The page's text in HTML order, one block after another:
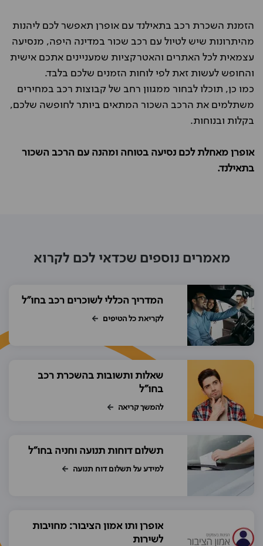
הזמנת השכרת רכב בתאילנד עם אופרן תאפשר לכם ליהנות
מהיתרונות שיש לטיול עם רכב שכור במדינה היפה, מנסיעה
עצמאית לכל האתרים והאטרקציות שמעניינים אתכם אישית
והחופש לעשות זאת לפי לוחות הזמנים שלכם בלבד.
כמו כן, תוכלו לבחור ממגוון רחב של קבוצות רכב במחירים
משתלמים את הרכב השכור המתאים ביותר לחופשה שלכם,
בקלות ובנוחות.
אופרן מאחלת לכם נסיעה בטוחה ומהנה עם הרכב השכור
בתאילנד.
מאמרים נוספים שכדאי לכם לקרוא
המדריך הכללי לשוכרים רכב בחו"ל
לקריאת כל הטיפים
שאלות ותשובות בהשכרת רכב
בחו"ל
להמשך קריאה
תשלום דוחות תנועה וחניה בחו"ל
למידע על תשלום דוח תנועה
אופרן ותו אמון הציבור: מחויבות
לשירות